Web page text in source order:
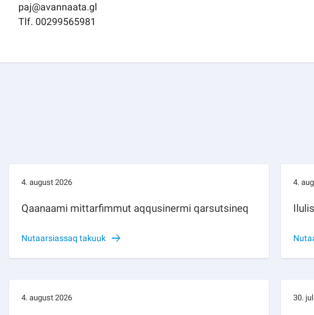
paj@avannaata.gl
Tlf. 00299565981
4. august 2026
Qaanaami mittarfimmut aqqusinermi qarsutsineq
Nutaarsiassaq takuuk
4.
4. august 2026 30.